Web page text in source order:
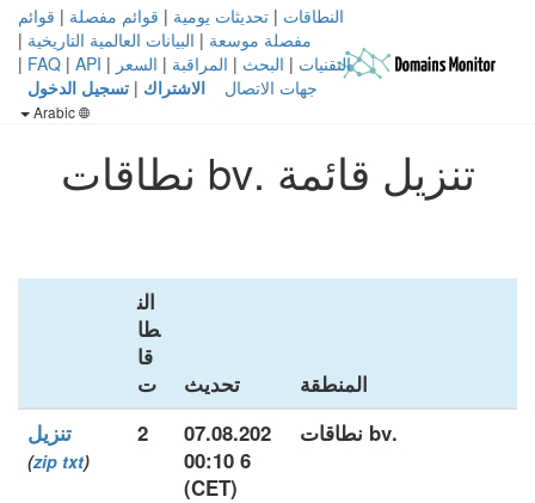
النطاقات | تحديثات يومية | قوائم مفصلة | قوائم
مفصلة موسعة | البيانات العالمية التاريخية |
التقنيات | البحث | المراقبة | السعر |
FAQ | API
|
جهات الاتصال
الاشتراك | تسجيل الدخول
تنزيل قائمة .bv نطاقات
المنطقة تحديث
الن
طا
قا
ت
.bv نطاقات
07.08.202
6 00:10
(CET)
2 تنزيل
(
zip txt
)